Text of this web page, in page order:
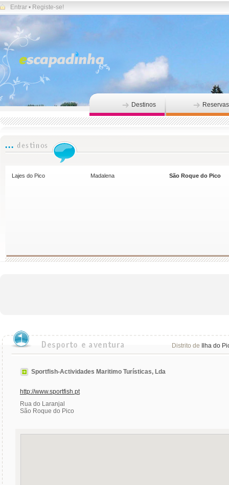
Entrar • Registe-se!
Destinos Reservas
Lajes do Pico Madalena São Roque do Pico
Distrito de Ilha do
Sportfish-Actividades Maritimo Turísticas, Lda
http://www.sportfish.pt
Rua do Laranjal
São Roque do Pico